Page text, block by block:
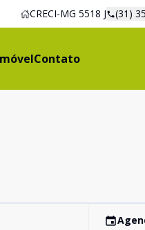
CRECI-MG 5518 J (31)
Contato